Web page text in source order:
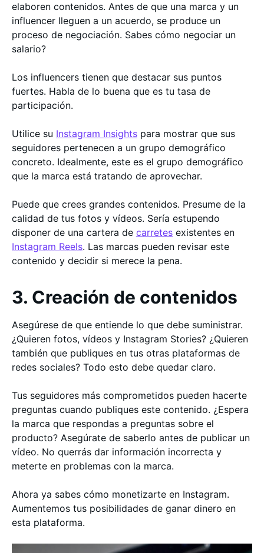
elaboren contenidos. Antes de que una marca y un
influencer lleguen a un acuerdo, se produce un
proceso de negociación. Sabes cómo negociar un
salario?
Los influencers tienen que destacar sus puntos
fuertes. Habla de lo buena que es tu tasa de
participación.
Utilice su Instagram Insights para mostrar que sus
seguidores pertenecen a un grupo demográfico
concreto. Idealmente, este es el grupo demográfico
que la marca está tratando de aprovechar.
Puede que crees grandes contenidos. Presume de la
calidad de tus fotos y vídeos. Sería estupendo
disponer de una cartera de carretes existentes en
Instagram Reels. Las marcas pueden revisar este
contenido y decidir si merece la pena.
3. Creación de contenidos
Asegúrese de que entiende lo que debe suministrar.
¿Quieren fotos, vídeos y Instagram Stories? ¿Quieren
también que publiques en tus otras plataformas de
redes sociales? Todo esto debe quedar claro.
Tus seguidores más comprometidos pueden hacerte
preguntas cuando publiques este contenido. ¿Espera
la marca que respondas a preguntas sobre el
producto? Asegúrate de saberlo antes de publicar un
vídeo. No querrás dar información incorrecta y
meterte en problemas con la marca.
Ahora ya sabes cómo monetizarte en Instagram.
Aumentemos tus posibilidades de ganar dinero en
esta plataforma.